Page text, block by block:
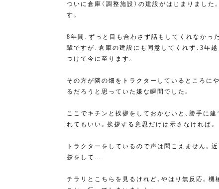
ついに倉庫（調整施設）の建設がはじまりました
す。
8年間、ずっと目も合わさず話もしてくれなかっ
輩ですが、倉庫の建設にも同意してくれず、3年
つけて今に至ります。
その方が隣の畑をトラクターしているところに
るだろうと思っていた嫌な瞬間でした。
ここでキチンと挨拶をしておかないと、勝手に建
れてもいい。挨拶する意思だけは示さなければ。
トラクターをしているので声は聞こえません。
拶をして…
チラリとこちらを見るけれど、やはり無反応。機